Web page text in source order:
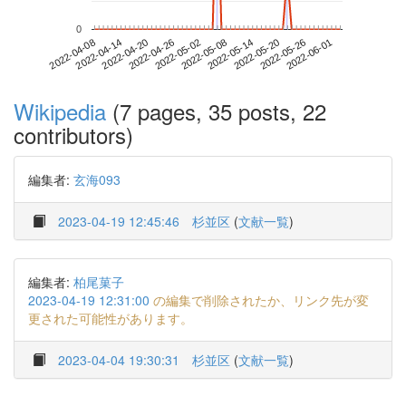
2022-04-082022-04-142022-04-202022-04-262022-05-022022-05-082022-05-142022-05-202022-05-262022-06-01
0
Wikipedia (7 pages, 35 posts, 22
contributors)
編集者: 玄海093
2023-04-19 12:45:46 杉並区 (文献一覧)
編集者: 柏尾菓子
2023-04-19 12:31:00 の編集で削除されたか、リンク先が変
更された可能性があります。
2023-04-04 19:30:31 杉並区 (文献一覧)